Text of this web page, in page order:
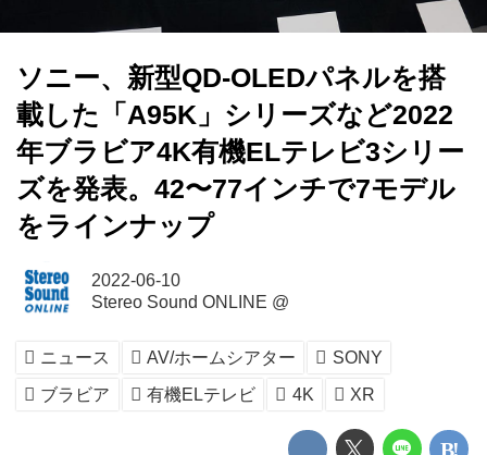
ソニー、新型QD-OLEDパネルを搭
載した「A95K」シリーズなど2022
年ブラビア4K有機ELテレビ3シリー
ズを発表。42〜77インチで7モデル
をラインナップ
2022-06-10
Stereo Sound ONLINE @
ニュース AV/ホームシアター
SONY
ブラビア
有機ELテレビ 4K XR